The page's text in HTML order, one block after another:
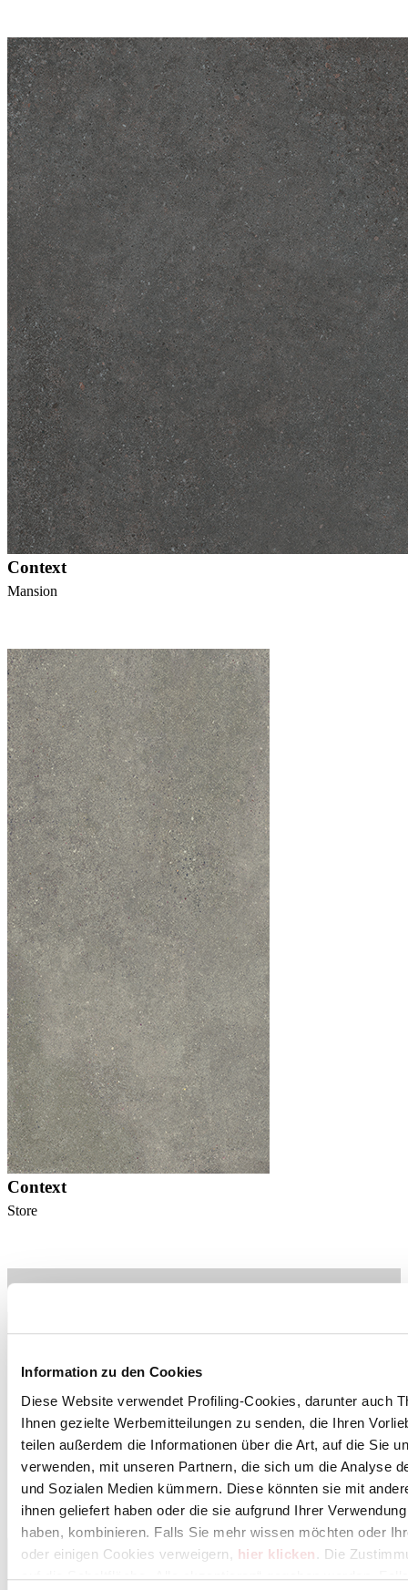
Information zu den Cookies
Diese Website verwendet Profiling-Cookies, darunter auch
Ihnen gezielte Werbemitteilungen zu senden, die Ihren
teilen außerdem die Informationen über die Art, auf die Sie
verwenden, mit unseren Partnern, die sich um die Analyse
und Sozialen Medien kümmern. Diese könnten sie mit
ihnen geliefert haben oder die sie aufgrund Ihrer
haben, kombinieren. Falls Sie mehr wissen möchten oder
oder einigen Cookies verweigern, hier klicken . Die
auf die Schaltfläche „Alle akzeptieren“ gegeben werden.
Context
Mansion
Context
Store